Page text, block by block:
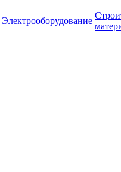
Электрооборудование